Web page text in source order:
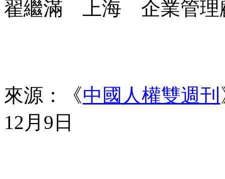
翟繼滿 上海 企業管理
來源：《中國人權雙週刊
12 月 9 日